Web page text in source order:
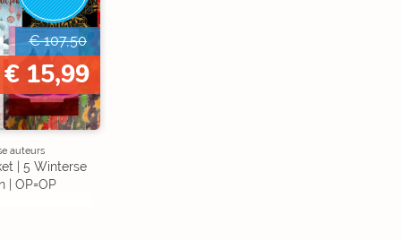
€ 107,50
€ 15,99
auteurs
| 5 Winterse
| OP=OP